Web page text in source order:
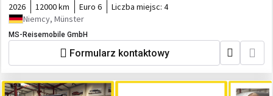
2026 12000 km Euro 6 Liczba miejsc: 4
Niemcy, Münster
MS-Reisemobile GmbH
Formularz kontaktowy